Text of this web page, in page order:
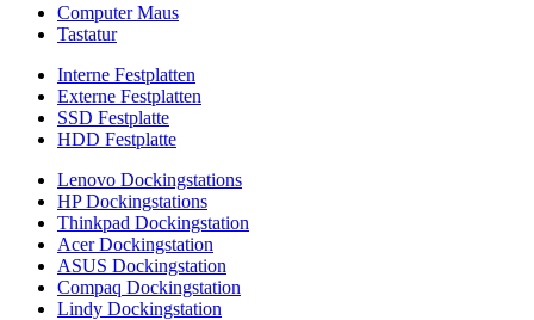
Computer Maus
Tastatur
Interne Festplatten
Externe Festplatten
SSD Festplatte
HDD Festplatte
Lenovo Dockingstations
HP Dockingstations
Thinkpad Dockingstation
Acer Dockingstation
ASUS Dockingstation
Compaq Dockingstation
Lindy Dockingstation